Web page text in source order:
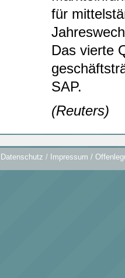
für
Das vierte
SAP.
(Reuters)
Datenschutz / Impressum /